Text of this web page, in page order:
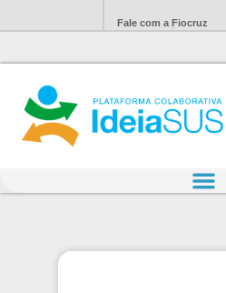
Fale com a Fiocruz